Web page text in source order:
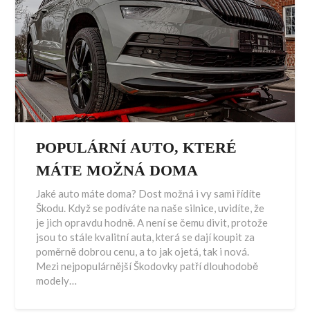
POPULÁRNÍ AUTO, KTERÉ
MÁTE MOŽNÁ DOMA
Jaké auto máte doma? Dost možná i vy sami řídíte
Škodu. Když se podíváte na naše silnice, uvidíte, že
je jich opravdu hodně. A není se čemu divit, protože
jsou to stále kvalitní auta, která se dají koupit za
poměrně dobrou cenu, a to jak ojetá, tak i nová.
Mezi nejpopulárnější Škodovky patří dlouhodobě
modely…